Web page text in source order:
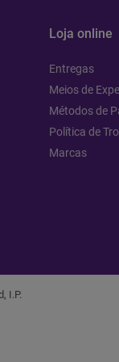
Loja online
Entregas
Meios de
Métodos de
Política de
Marcas
I.P.